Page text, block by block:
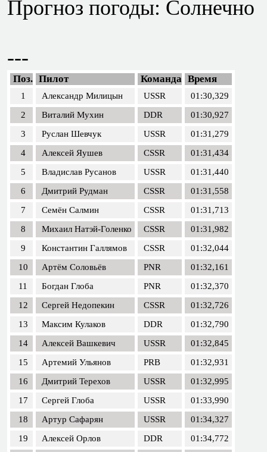
Прогноз погоды: Солнечно
---
Поз. Пилот Команда Время
1 Александр Милицын USSR
01:30,329
2
Виталий Мухин DDR
01:30,927
3
Руслан Шевчук USSR
01:31,279
4
Алексей Яушев CSSR
01:31,434
5
Владислав Русанов USSR
01:31,440
6
Дмитрий Рудман CSSR
01:31,558
7
Семён Салмин CSSR
01:31,713
8
Михаил Натэй-Голенко CSSR
01:31,982
9
Константин Галлямов CSSR
01:32,044
10
Артём Соловьёв PNR
01:32,161
11
Богдан Глоба PNR
01:32,370
12
Сергей Недопекин CSSR
01:32,726
13
Максим Кулаков DDR
01:32,790
14
Алексей Вашкевич USSR
01:32,845
15
Артемий Ульянов PRB
01:32,931
16
Дмитрий Терехов USSR
01:32,995
17
Сергей Глоба USSR
01:33,990
18
Артур Сафарян USSR
01:34,327
19
Алексей Орлов DDR
01:34,772